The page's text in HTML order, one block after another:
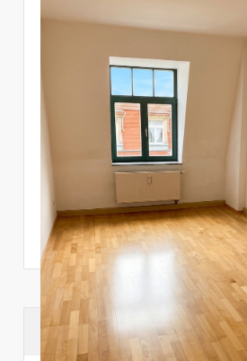
Suchhistorie